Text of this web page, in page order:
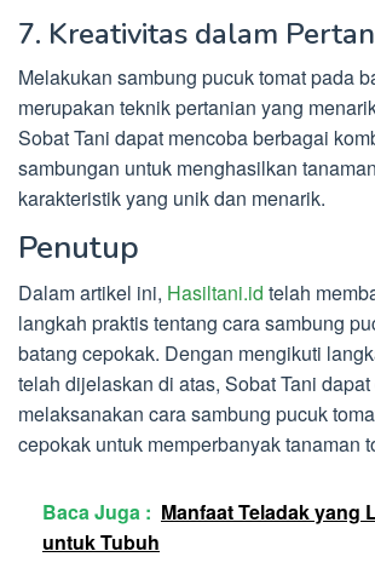
7. Kreativitas dalam
Melakukan sambung pucuk tomat pada
merupakan teknik pertanian yang
Sobat Tani dapat mencoba berbagai
sambungan untuk menghasilkan
karakteristik yang unik dan menarik.
Penutup
Dalam artikel ini, Hasiltani.id telah
langkah praktis tentang cara sambung
batang cepokak. Dengan mengikuti
telah dijelaskan di atas, Sobat Tani
melaksanakan cara sambung pucuk
cepokak untuk memperbanyak tanaman
Baca Juga : Manfaat Teladak yang
untuk Tubuh